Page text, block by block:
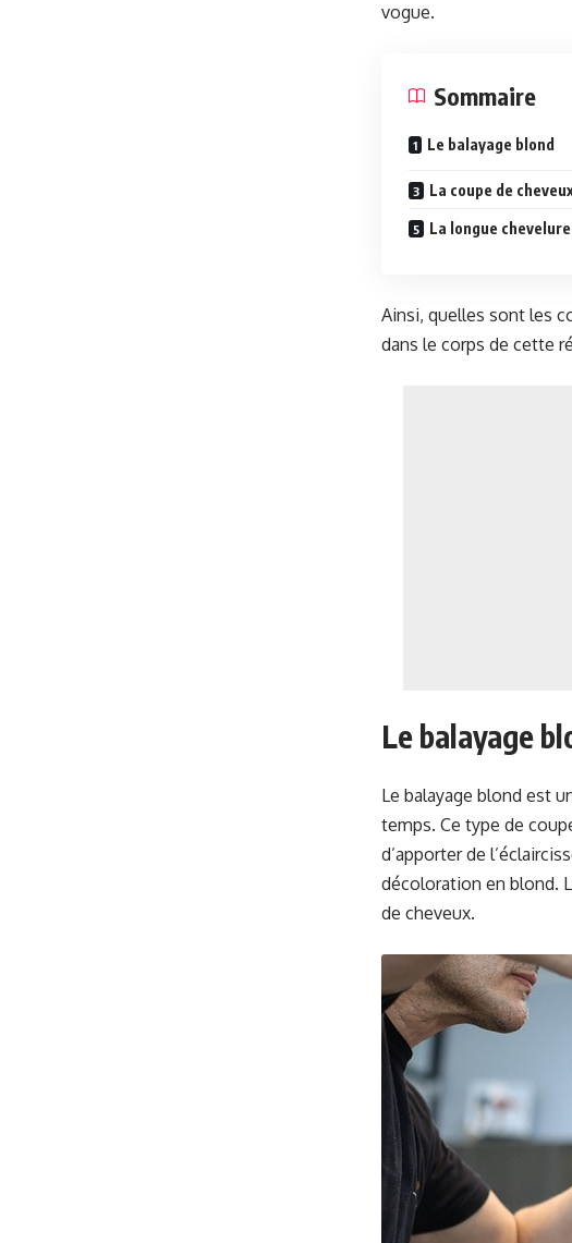
vogue.
Sommaire
Le balayage blond
La coupe de
La longue chevelure
Ainsi, quelles sont les
dans le corps de cette
Le balayage
Le balayage blond est
temps. Ce type de
d’apporter de
décoloration en blond.
de cheveux.